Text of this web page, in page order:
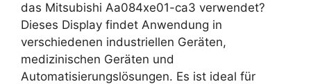
das Mitsubishi Aa084xe01-ca3 verwendet?
Dieses Display findet Anwendung in
verschiedenen industriellen Geräten,
medizinischen Geräten und
Automatisierungslösungen. Es ist ideal für